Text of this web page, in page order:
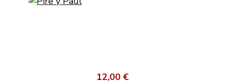
12,00 €